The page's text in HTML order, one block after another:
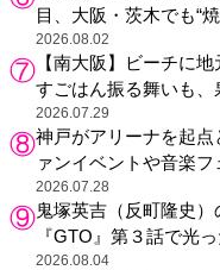
目、大阪・茨木でも“
2026.08.02
【南大阪】ビーチに
すごはん振る舞いも
ェ」がリニューアル！
2026.07.29
神戸がアリーナを起点
ァンイベントや音楽
活性化
2026.07.28
鬼塚英吉（反町隆史
『GTO』第３話で光
2026.08.04